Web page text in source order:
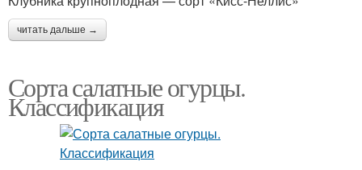
читать дальше →
Сорта салатные огурцы.
Классификация